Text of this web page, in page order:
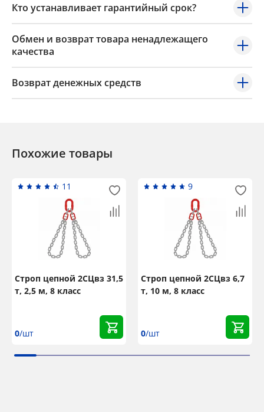
Кто устанавливает гарантийный срок?
Обмен и возврат товара ненадлежащего
качества
Возврат денежных средств
Похожие товары
11
Строп цепной 2СЦвз 31,5
т, 2,5 м, 8 класс
0/шт
9
Строп цепной 2СЦвз 6,7
т, 10 м, 8 класс
0/шт